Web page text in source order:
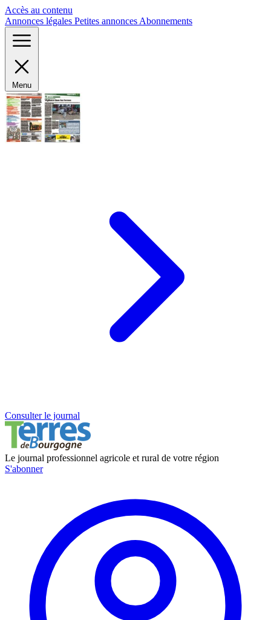
Accès au contenu
Annonces légales Petites annonces Abonnements
Menu
Consulter le journal
Le journal professionnel agricole et rural de votre région
S'abonner
Panneau de gestion des cookies